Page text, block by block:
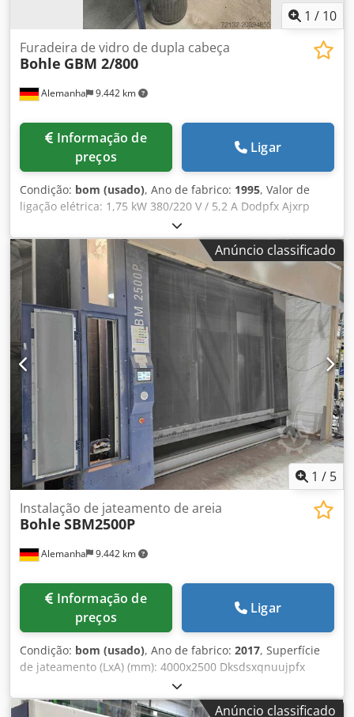
1 / 10
Alemanha 9.442 km
Furadeira de vidro de dupla cabeça
Bohle GBM 2/800
preços
Ligar
Condição: bom (usado), Ano de fabrico: 1995, Valor de
ligação elétrica: 1,75 kW 380/220 V / 5,2 A Dodpfx Ajxrp
Nijcwokr Comprimento total com mesas auxiliares: aprox.
2520 mm Profundidade máxima: aprox. 1170 mm Altura
máxima: 1550 mm
Anúncio classificado
1 / 5
Alemanha 9.442 km
Instalação de jateamento de areia
Bohle SBM2500P
preços
Ligar
Condição: bom (usado), Ano de fabrico: 2017, Superfície
de jateamento (LxA) (mm): 4000x2500 Dksdsxqnuujpfx
Acwjr Altura máxima da chapa: 2600 mm Espessura do
vidro: 3-30 mm Altura: aprox. 2640 mm Largura: aprox.
Anúncio classificado